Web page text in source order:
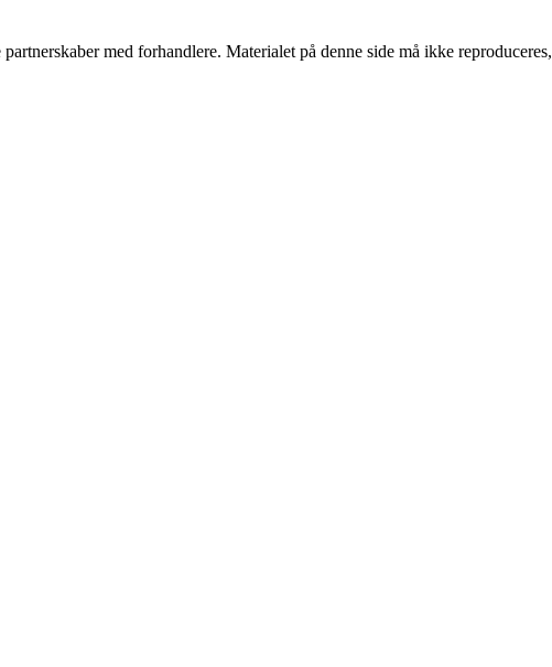
med forhandlere. Materialet på denne side må ikke reproduceres,